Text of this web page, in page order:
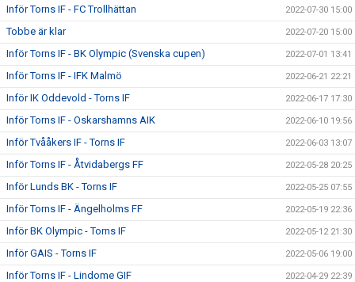
Inför Torns IF - FC Trollhättan 2022-07-30 15:00
Tobbe är klar 2022-07-20 15:00
Inför Torns IF - BK Olympic (Svenska cupen) 2022-07-01 13:41
Inför Torns IF - IFK Malmö 2022-06-21 22:21
Inför IK Oddevold - Torns IF 2022-06-17 17:30
Inför Torns IF - Oskarshamns AIK 2022-06-10 19:56
Inför Tvååkers IF - Torns IF 2022-06-03 13:07
Inför Torns IF - Åtvidabergs FF 2022-05-28 20:25
Inför Lunds BK - Torns IF 2022-05-25 07:55
Inför Torns IF - Ängelholms FF 2022-05-19 22:36
Inför BK Olympic - Torns IF 2022-05-12 21:30
Inför GAIS - Torns IF 2022-05-06 19:00
Inför Torns IF - Lindome GIF 2022-04-29 22:39